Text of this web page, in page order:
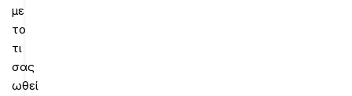
με
το
τι
σας
ωθεί